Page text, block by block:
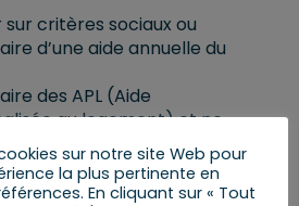
sur critères sociaux ou
d’une aide annuelle du
des APL (Aide
au logement) et ne
chez ses parents.
des mesures prises
sur notre site Web pour
la plus pertinente en
En cliquant sur « Tout